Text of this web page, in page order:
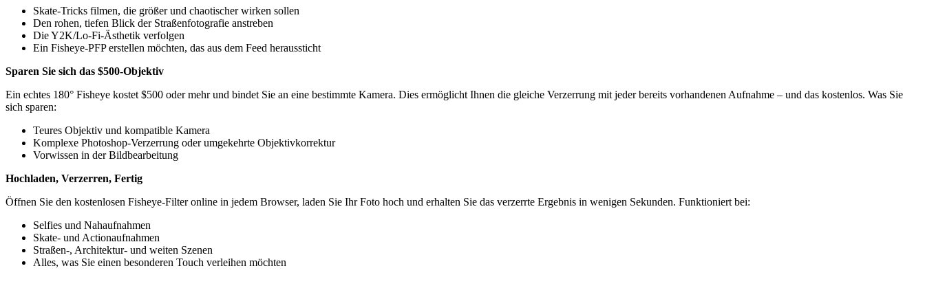
Skate-Tricks filmen, die größer und chaotischer wirken sollen
Den rohen, tiefen Blick der Straßenfotografie anstreben
Die Y2K/Lo-Fi-Ästhetik verfolgen
Ein Fisheye-PFP erstellen möchten, das aus dem Feed heraussticht
Sparen Sie sich das $500-Objektiv
Ein echtes 180° Fisheye kostet $500 oder mehr und bindet Sie an eine bestimmte Kamera. Dies ermöglicht Ihnen die gleiche Verzerrung mit jeder bereits vorhandenen Aufnahme – und das kostenlos. Was Sie
sich sparen:
Teures Objektiv und kompatible Kamera
Komplexe Photoshop-Verzerrung oder umgekehrte Objektivkorrektur
Vorwissen in der Bildbearbeitung
Hochladen, Verzerren, Fertig
Öffnen Sie den kostenlosen Fisheye-Filter online in jedem Browser, laden Sie Ihr Foto hoch und erhalten Sie das verzerrte Ergebnis in wenigen Sekunden. Funktioniert bei:
Selfies und Nahaufnahmen
Skate- und Actionaufnahmen
Straßen-, Architektur- und weiten Szenen
Alles, was Sie einen besonderen Touch verleihen möchten